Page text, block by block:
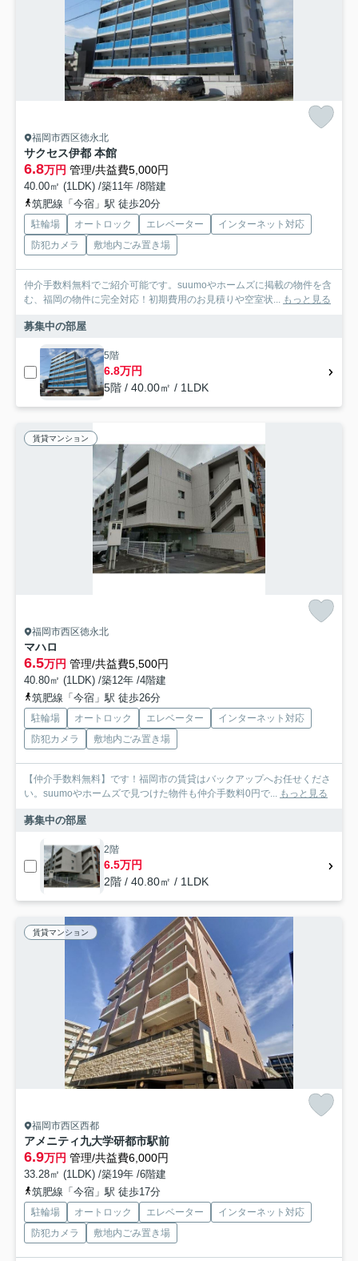
福岡市西区徳永北
サクセス伊都 本館
6.8万円 管理/共益費5,000円
40.00㎡ (1LDK) /築11年 /8階建
筑肥線「今宿」駅 徒歩20分
駐輪場 オートロック エレベーター
インターネット対応
防犯カメラ
敷地内ごみ置き場
仲介手数料無料でご紹介可能です。suumoやホームズに掲載の物件を含
む、福岡の物件に完全対応！初期費用のお見積りや空室状... もっと見る
募集中の部屋
5階
6.8万円
5階 / 40.00㎡ / 1LDK
賃貸マンション
福岡市西区徳永北
マハロ
6.5万円 管理/共益費5,500円
40.80㎡ (1LDK) /築12年 /4階建
筑肥線「今宿」駅 徒歩26分
駐輪場 オートロック エレベーター
インターネット対応
防犯カメラ
敷地内ごみ置き場
【仲介手数料無料】です！福岡市の賃貸はバックアップへお任せくださ
い。suumoやホームズで見つけた物件も仲介手数料0円で... もっと見る
募集中の部屋
2階
6.5万円
2階 / 40.80㎡ / 1LDK
賃貸マンション
福岡市西区西都
アメニティ九大学研都市駅前
6.9万円 管理/共益費6,000円
33.28㎡ (1LDK) /築19年 /6階建
筑肥線「今宿」駅 徒歩17分
駐輪場 オートロック エレベーター
インターネット対応
防犯カメラ
敷地内ごみ置き場